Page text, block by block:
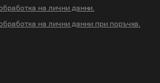
обработка на лични данни.
обработка на лични данни при поръчка.